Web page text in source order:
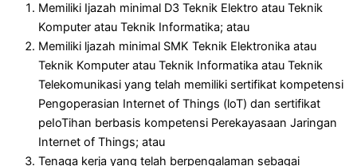
Memiliki Ijazah minimal D3 Teknik Elektro atau Teknik
Komputer atau Teknik Informatika; atau
Memiliki ljazah minimal SMK Teknik Elektronika atau
Teknik Komputer atau Teknik Informatika atau Teknik
Telekomunikasi yang telah memiliki sertifikat kompetensi
Pengoperasian Internet of Things (loT) dan sertifikat
peIoTihan berbasis kompetensi Perekayasaan Jaringan
Internet of Things; atau
Tenaga kerja yang telah berpengalaman sebagai